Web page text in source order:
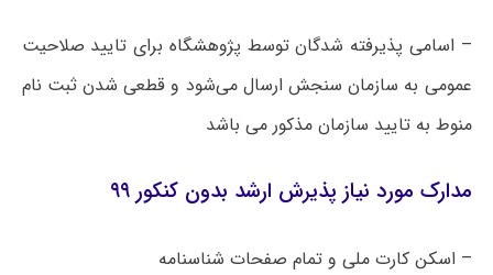
– اسامی پذیرفته شدگان توسط پژوهشگاه برای تایید صلاحیت
عمومی به سازمان سنجش ارسال می‌شود و قطعی شدن ثبت نام
منوط به تایید سازمان مذکور می باشد
مدارک مورد نیاز پذیرش ارشد بدون کنکور ۹۹
– اسکن کارت ملی و تمام صفحات شناسنامه